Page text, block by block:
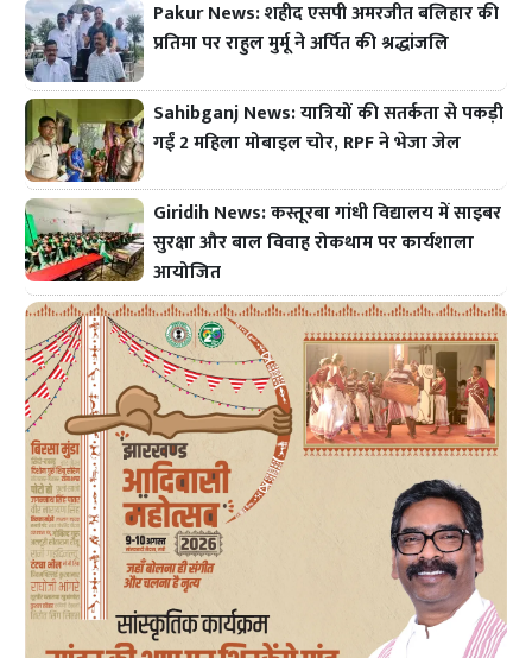
Pakur News: शहीद एसपी अमरजीत बलिहार की
प्रतिमा पर राहुल मुर्मू ने अर्पित की श्रद्धांजलि
Sahibganj News: यात्रियों की सतर्कता से पकड़ी
गईं 2 महिला मोबाइल चोर, RPF ने भेजा जेल
Giridih News: कस्तूरबा गांधी विद्यालय में साइबर
सुरक्षा और बाल विवाह रोकथाम पर कार्यशाला
आयोजित